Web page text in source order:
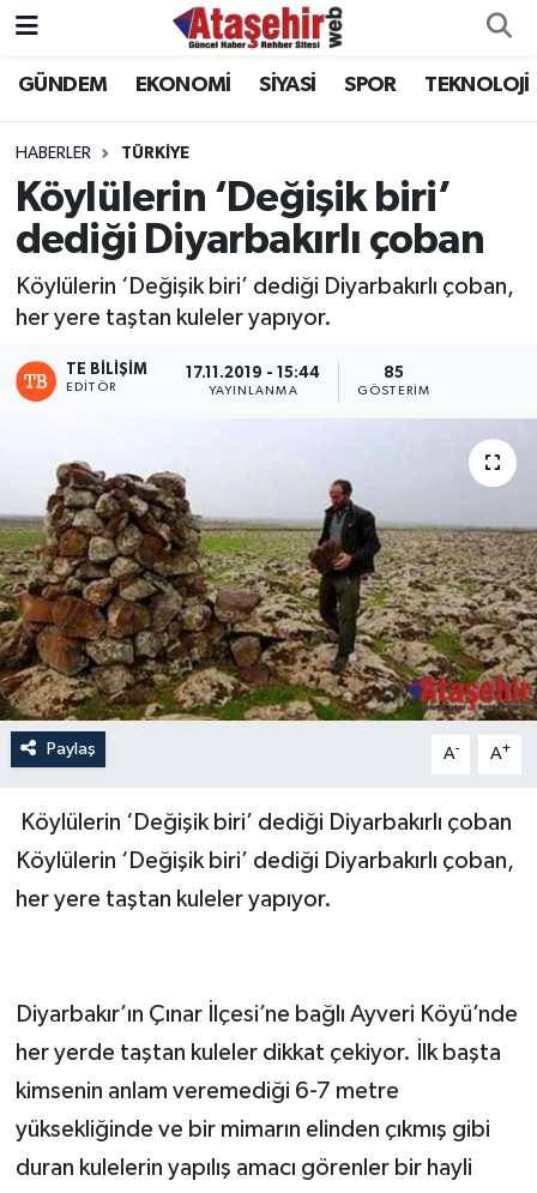
GÜNDEM EKONOMİ SİYASİ SPOR TEKNOLOJİ
HABERLER TÜRKİYE
Köylülerin ‘Değişik biri’
dediği Diyarbakırlı çoban
Köylülerin ‘Değişik biri’ dediği Diyarbakırlı çoban,
her yere taştan kuleler yapıyor.
TE BILIŞIM
EDITÖR
17.11.2019 - 15:44
YAYINLANMA
85
GÖSTERIM
Paylaş A- A+
Köylülerin ‘Değişik biri’ dediği Diyarbakırlı çoban
Köylülerin ‘Değişik biri’ dediği Diyarbakırlı çoban,
her yere taştan kuleler yapıyor.
Diyarbakır’ın Çınar İlçesi’ne bağlı Ayveri Köyü’nde
her yerde taştan kuleler dikkat çekiyor. İlk başta
kimsenin anlam veremediği 6-7 metre
yüksekliğinde ve bir mimarın elinden çıkmış gibi
duran kulelerin yapılış amacı görenler bir hayli
Hava Durumu
Trafik Durumu
Süper Lig Puan Durumu ve Fikstür
Tüm Manşetler
Son Dakika Haberleri
Haber Arşivi